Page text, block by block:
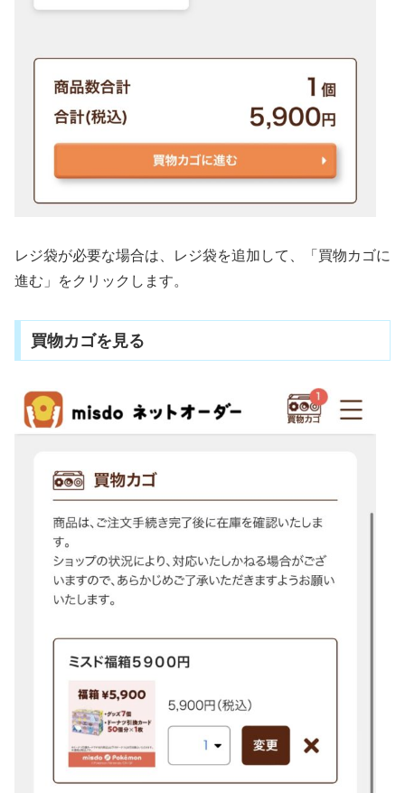
レジ袋が必要な場合は、レジ袋を追加して、「買物カゴに
進む」をクリックします。
買物カゴを見る